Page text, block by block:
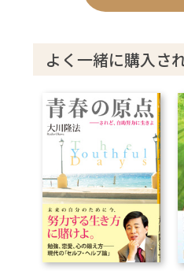
7 成功する映画づく
8 「逆転の発想」で共
9 スピリチュアルな
に迫る
10 三木監督守護霊が
11 「純朴さ」を感じ
言
あとがき
よく一緒に購入さ